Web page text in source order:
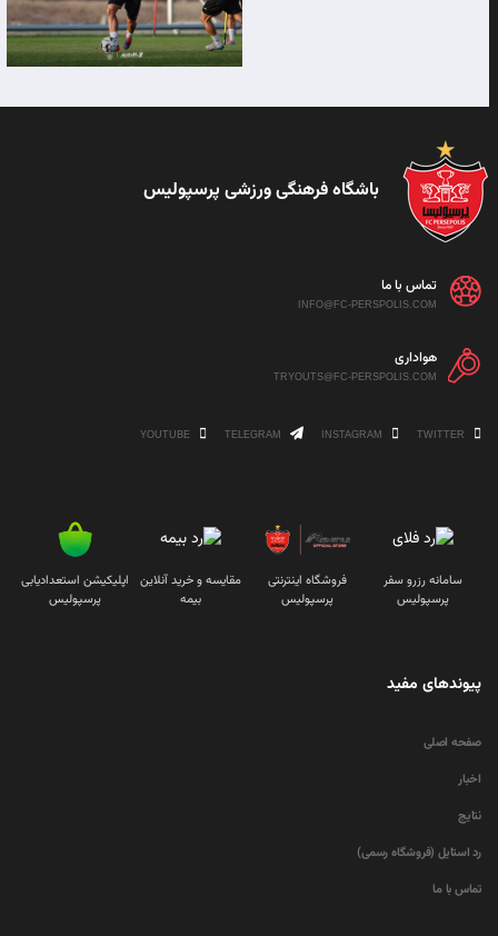
باشگاه فرهنگی ورزشی پرسپولیس
تماس با ما
INFO@FC-PERSPOLIS.COM
هواداری
TRYOUTS@FC-PERSPOLIS.COM
سامانه رزرو سفر
پرسپولیس
فروشگاه اینترنتی
پرسپولیس
مقایسه و خرید آنلاین
بیمه
اپلیکیشن استعدادیابی
پرسپولیس
پیوندهای مفید
صفحه اصلی
اخبار
نتایج
رد استایل (فروشگاه رسمی)
تماس با ما